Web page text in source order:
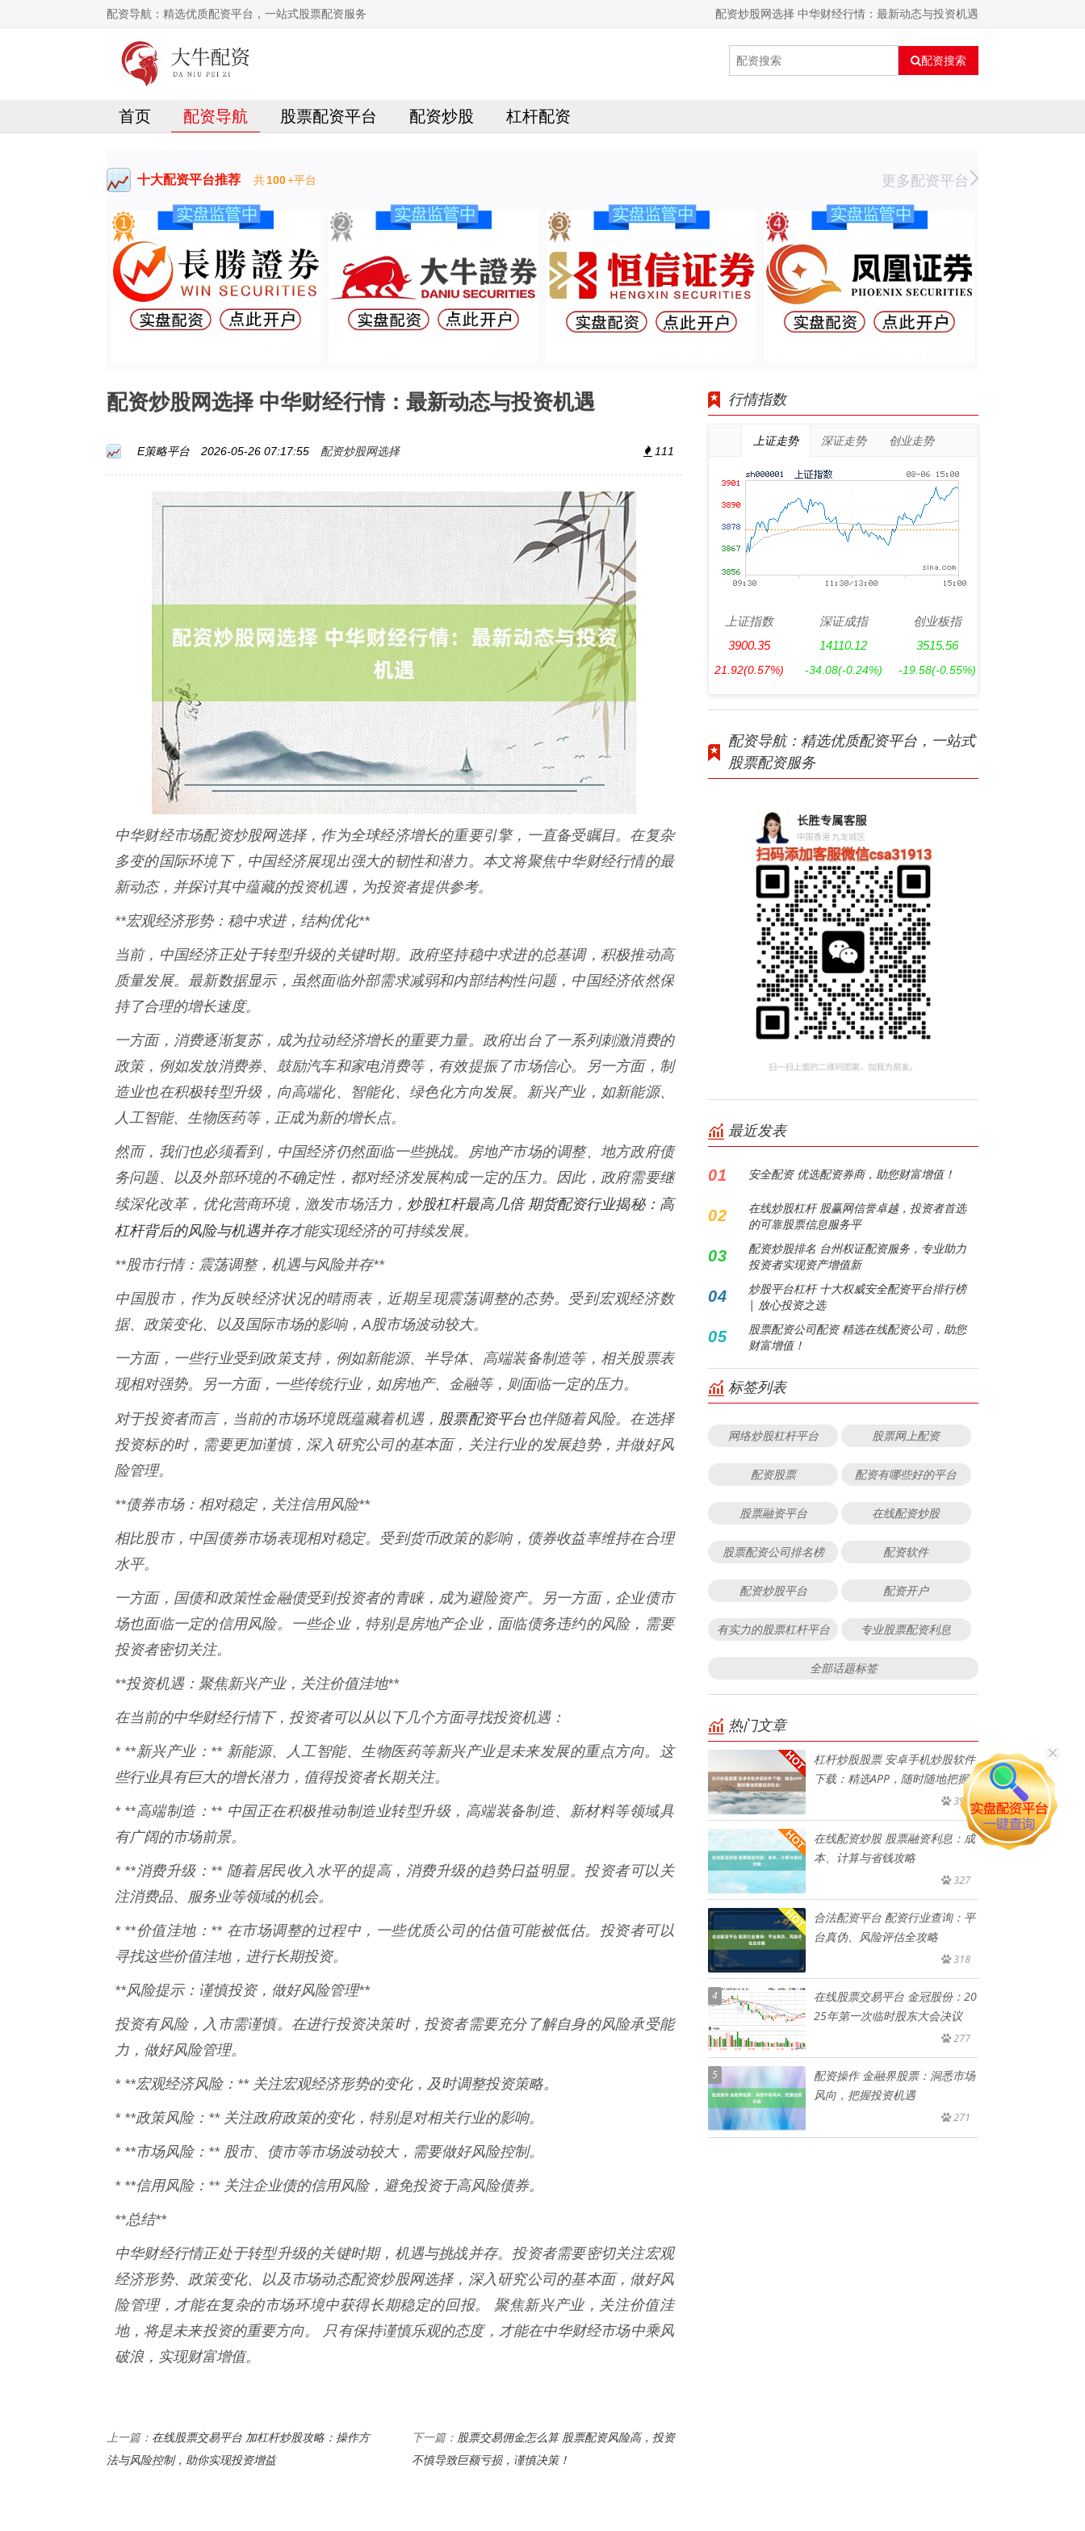
配资导航：精选优质配资平台，一站式股票配资服务 配资炒股网选择 中华财经行情：最新动态与投资机遇
配资搜索
首页 配资导航 股票配资平台 配资炒股 杠杆配资
十大配资平台推荐 共100+平台 更多配资平台
配资炒股网选择 中华财经行情：最新动态与投资机遇
E策略平台 2026-05-26 07:17:55 配资炒股网选择 111
中华财经市场配资炒股网选择，作为全球经济增长的重要引擎，一直备受瞩目。在复杂
多变的国际环境下，中国经济展现出强大的韧性和潜力。本文将聚焦中华财经行情的最
新动态，并探讨其中蕴藏的投资机遇，为投资者提供参考。
**宏观经济形势：稳中求进，结构优化**
当前，中国经济正处于转型升级的关键时期。政府坚持稳中求进的总基调，积极推动高
质量发展。最新数据显示，虽然面临外部需求减弱和内部结构性问题，中国经济依然保
持了合理的增长速度。
一方面，消费逐渐复苏，成为拉动经济增长的重要力量。政府出台了一系列刺激消费的
政策，例如发放消费券、鼓励汽车和家电消费等，有效提振了市场信心。另一方面，制
造业也在积极转型升级，向高端化、智能化、绿色化方向发展。新兴产业，如新能源、
人工智能、生物医药等，正成为新的增长点。
然而，我们也必须看到，中国经济仍然面临一些挑战。房地产市场的调整、地方政府债
务问题、以及外部环境的不确定性，都对经济发展构成一定的压力。因此，政府需要继
续深化改革，优化营商环境，激发市场活力， 炒股杠杆最高几倍 期货配资行业揭秘：高
杠杆背后的风险与机遇并存才能实现经济的可持续发展。
**股市行情：震荡调整，机遇与风险并存**
中国股市，作为反映经济状况的晴雨表，近期呈现震荡调整的态势。受到宏观经济数
据、政策变化、以及国际市场的影响，A股市场波动较大。
一方面，一些行业受到政策支持，例如新能源、半导体、高端装备制造等，相关股票表
现相对强势。另一方面，一些传统行业，如房地产、金融等，则面临一定的压力。
对于投资者而言，当前的市场环境既蕴藏着机遇， 股票配资平台也伴随着风险。在选择
投资标的时，需要更加谨慎，深入研究公司的基本面，关注行业的发展趋势，并做好风
险管理。
**债券市场：相对稳定，关注信用风险**
相比股市，中国债券市场表现相对稳定。受到货币政策的影响，债券收益率维持在合理
水平。
一方面，国债和政策性金融债受到投资者的青睐，成为避险资产。另一方面，企业债市
场也面临一定的信用风险。一些企业，特别是房地产企业，面临债务违约的风险，需要
投资者密切关注。
**投资机遇：聚焦新兴产业，关注价值洼地**
在当前的中华财经行情下，投资者可以从以下几个方面寻找投资机遇：
* **新兴产业：** 新能源、人工智能、生物医药等新兴产业是未来发展的重点方向。这
些行业具有巨大的增长潜力，值得投资者长期关注。
* **高端制造：** 中国正在积极推动制造业转型升级，高端装备制造、新材料等领域具
有广阔的市场前景。
* **消费升级：** 随着居民收入水平的提高，消费升级的趋势日益明显。投资者可以关
注消费品、服务业等领域的机会。
* **价值洼地：** 在市场调整的过程中，一些优质公司的估值可能被低估。投资者可以
寻找这些价值洼地，进行长期投资。
**风险提示：谨慎投资，做好风险管理**
投资有风险，入市需谨慎。在进行投资决策时，投资者需要充分了解自身的风险承受能
力，做好风险管理。
* **宏观经济风险：** 关注宏观经济形势的变化，及时调整投资策略。
* **政策风险：** 关注政府政策的变化，特别是对相关行业的影响。
* **市场风险：** 股市、债市等市场波动较大，需要做好风险控制。
* **信用风险：** 关注企业债的信用风险，避免投资于高风险债券。
**总结**
中华财经行情正处于转型升级的关键时期，机遇与挑战并存。投资者需要密切关注宏观
经济形势、政策变化、以及市场动态配资炒股网选择，深入研究公司的基本面，做好风
险管理，才能在复杂的市场环境中获得长期稳定的回报。 聚焦新兴产业，关注价值洼
地，将是未来投资的重要方向。 只有保持谨慎乐观的态度，才能在中华财经市场中乘风
破浪，实现财富增值。
上一篇： 在线股票交易平台 加杠杆炒股攻略：操作方
法与风险控制，助你实现投资增益
下一篇： 股票交易佣金怎么算 股票配资风险高，投资
不慎导致巨额亏损，谨慎决策！
行情指数
上证走势 深证走势 创业走势
上证指数
3900.35
21.92(0.57%)
深证成指
14110.12
-34.08(-0.24%)
创业板指
3515.56
-19.58(-0.55%)
配资导航：精选优质配资平台，一站式
股票配资服务
最近发表
01 安全配资 优选配资券商，助您财富增值！
02
在线炒股杠杆 股赢网信誉卓越，投资者首选
的可靠股票信息服务平
03
配资炒股排名 台州权证配资服务，专业助力
投资者实现资产增值新
04
炒股平台杠杆 十大权威安全配资平台排行榜
| 放心投资之选
05
股票配资公司配资 精选在线配资公司，助您
财富增值！
标签列表
网络炒股杠杆平台 股票网上配资
配资股票 配资有哪些好的平台
股票融资平台 在线配资炒股
股票配资公司排名榜 配资软件
配资炒股平台 配资开户
有实力的股票杠杆平台 专业股票配资利息
全部话题标签
热门文章
杠杆炒股股票 安卓手机炒股软件
下载：精选APP，随时随地把握
391
在线配资炒股 股票融资利息：成
本、计算与省钱攻略
327
合法配资平台 配资行业查询：平
台真伪、风险评估全攻略
318
4
在线股票交易平台 金冠股份：20
25年第一次临时股东大会决议
277
5
配资操作 金融界股票：洞悉市场
风向，把握投资机遇
271